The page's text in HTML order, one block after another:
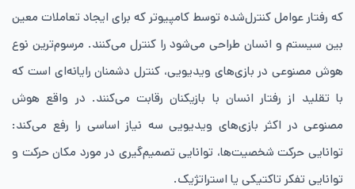
که رفتار عوامل کنترل‌‌شده توسط کامپیوتر که برای ایجاد تعاملات معین
بین سیستم و انسان طراحی می‌شود را کنترل می‌کنند. مرسوم‌ترین نوع
هوش مصنوعی در بازی‌های ویدیویی، کنترل دشمنان رایانه‌ای است که
با تقلید از رفتار انسان با بازیکنان رقابت می‌کنند. در واقع هوش
مصنوعی در اکثر بازی‌های ویدیویی سه نیاز اساسی را رفع می‌کند:
توانایی حرکت شخصیت‌ها‌، توانایی تصمیم‌گیری در مورد مکان حرکت و
توانایی تفکر تاکتیکی یا استراتژیک.